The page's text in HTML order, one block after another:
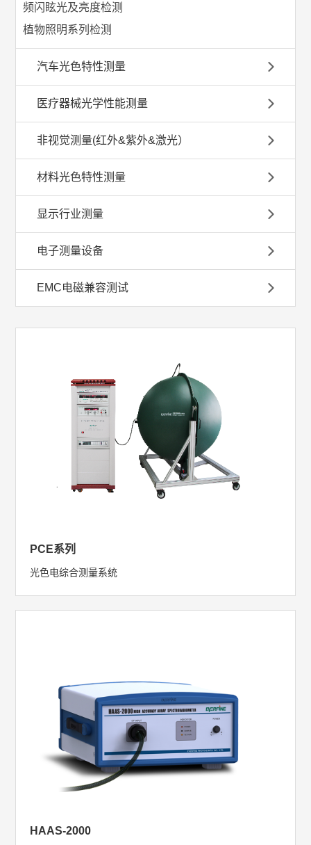
频闪眩光及亮度检测
植物照明系列检测
汽车光色特性测量
医疗器械光学性能测量
非视觉测量(红外&紫外&激光）
材料光色特性测量
显示行业测量
电子测量设备
EMC电磁兼容测试
PCE系列
光色电综合测量系统
HAAS-2000